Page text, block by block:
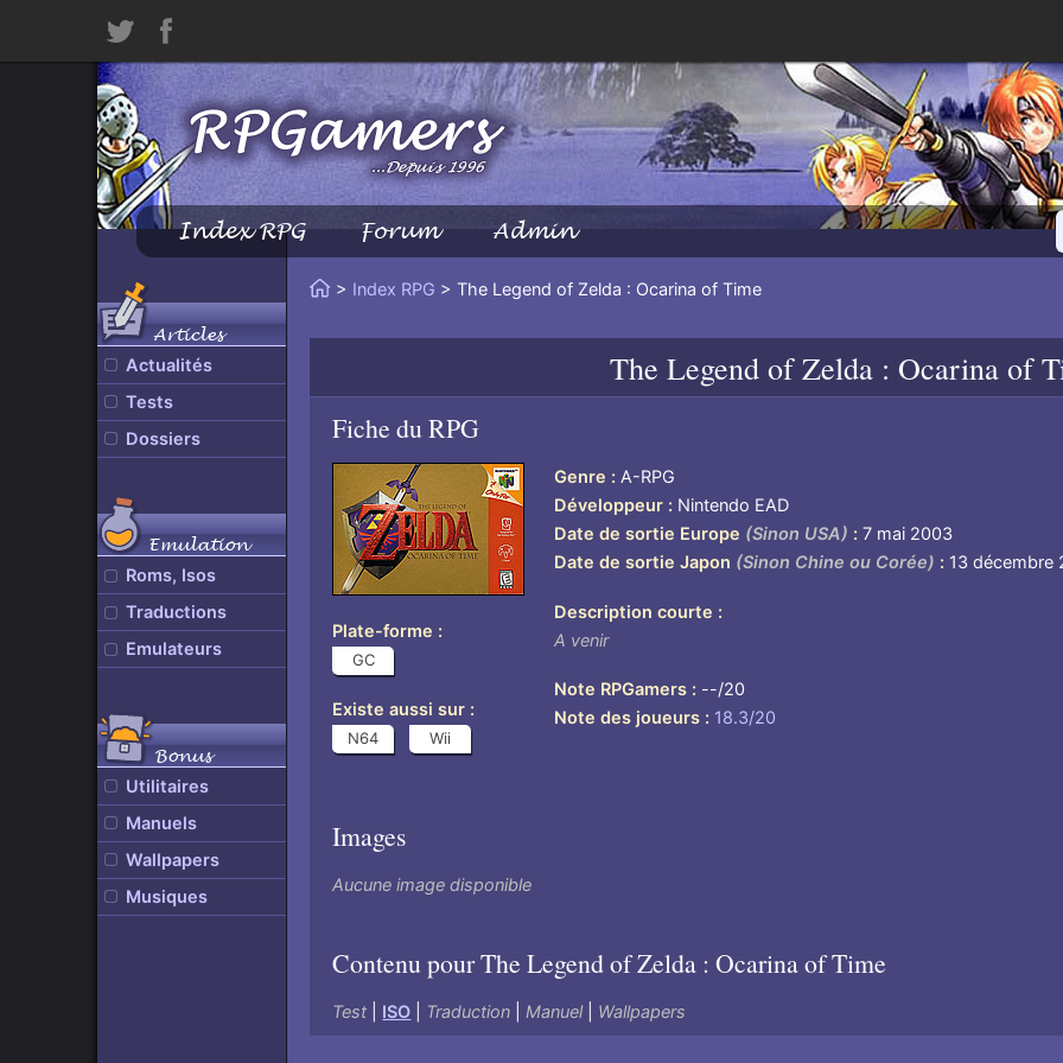
Twitter
Facebook
Index RPG Forum Admin
Menu
Principal
Articles
Actualités
Tests
Dossiers
Emulation
Roms, Isos
Traductions
Emulateurs
Bonus
Utilitaires
Manuels
Wallpapers
Musiques
Vous
Accueil
> Index RPG > The Legend of Zelda : Ocarina of Time
The Legend of Zelda : Ocarina of
Fiche du RPG
Plate-forme
GC
Existe aussi sur
N64 Wii
Genre
A-RPG
Développeur
Nintendo EAD
Date de sortie Europe (Sinon USA)
7 mai 2003
Date de sortie Japon (Sinon Chine ou Corée) 13 décembre
Description courte
A venir
Note RPGamers
--/20
Note des joueurs
18.3/20
Images
Aucune image disponible
Contenu pour The Legend of Zelda : Ocarina of Time
Test ISO Traduction |Manuel| Wallpapers